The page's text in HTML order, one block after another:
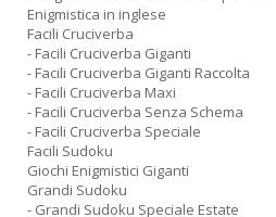
Enigmistica in inglese
Facili Cruciverba
- Facili Cruciverba Giganti
- Facili Cruciverba Giganti Raccolta
- Facili Cruciverba Maxi
- Facili Cruciverba Senza Schema
- Facili Cruciverba Speciale
Facili Sudoku
Giochi Enigmistici Giganti
Grandi Sudoku
- Grandi Sudoku Speciale Estate